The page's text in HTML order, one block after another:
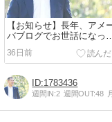
【お知らせ】長年、アメ
バブログでお世話になっ
方々へ
36日前
1783436
週間IN:2 週間OUT:48